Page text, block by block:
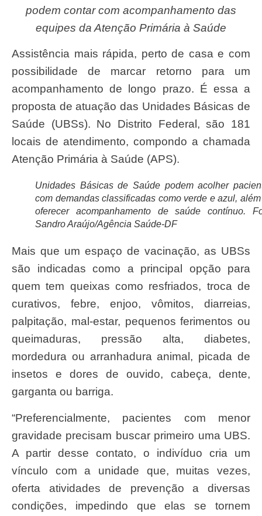
podem contar com acompanhamento das
equipes da Atenção Primária à Saúde
Assistência mais rápida, perto de casa e com
possibilidade de marcar retorno para um
acompanhamento de longo prazo. É essa a
proposta de atuação das Unidades Básicas de
Saúde (UBSs). No Distrito Federal, são 181
locais de atendimento, compondo a chamada
Atenção Primária à Saúde (APS).
Unidades Básicas de Saúde podem acolher
com demandas classificadas como verde e azul,
oferecer acompanhamento de saúde contínuo.
Sandro Araújo/Agência Saúde-DF
Mais que um espaço de vacinação, as UBSs
são indicadas como a principal opção para
quem tem queixas como resfriados, troca de
curativos, febre, enjoo, vômitos, diarreias,
palpitação, mal-estar, pequenos ferimentos ou
queimaduras, pressão alta, diabetes,
mordedura ou arranhadura animal, picada de
insetos e dores de ouvido, cabeça, dente,
garganta ou barriga.
“Preferencialmente, pacientes com menor
gravidade precisam buscar primeiro uma UBS.
A partir desse contato, o indivíduo cria um
vínculo com a unidade que, muitas vezes,
oferta atividades de prevenção a diversas
condições, impedindo que elas se tornem